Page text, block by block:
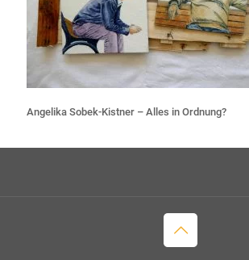
Angelika Sobek-Kistner – Alles in Ordnung?